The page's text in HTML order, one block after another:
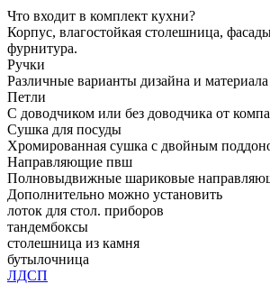
Что входит в комплект кухни?
Корпус, влагостойкая столешница,
фурнитура.
Ручки
Различные варианты дизайна и
Петли
С доводчиком или без доводчика от
Сушка для посуды
Хромированная сушка с двойным
Направляющие пвш
Полновыдвижные шариковые
Дополнительно можно установить
лоток для стол. приборов
тандембоксы
столешница из камня
бутылочница
ЛДСП